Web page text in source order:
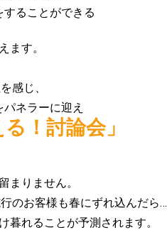
ることができる
ます。
感じ、
ネラーに迎え
！討論会」
まりません。
のお客様も春にずれ込んだら…
れることが予測されます。